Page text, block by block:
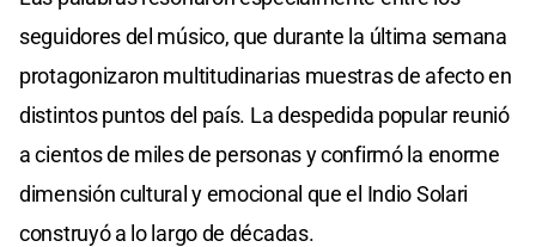
seguidores del músico, que durante la última semana
protagonizaron multitudinarias muestras de afecto en
distintos puntos del país. La despedida popular reunió
a cientos de miles de personas y confirmó la enorme
dimensión cultural y emocional que el Indio Solari
construyó a lo largo de décadas.